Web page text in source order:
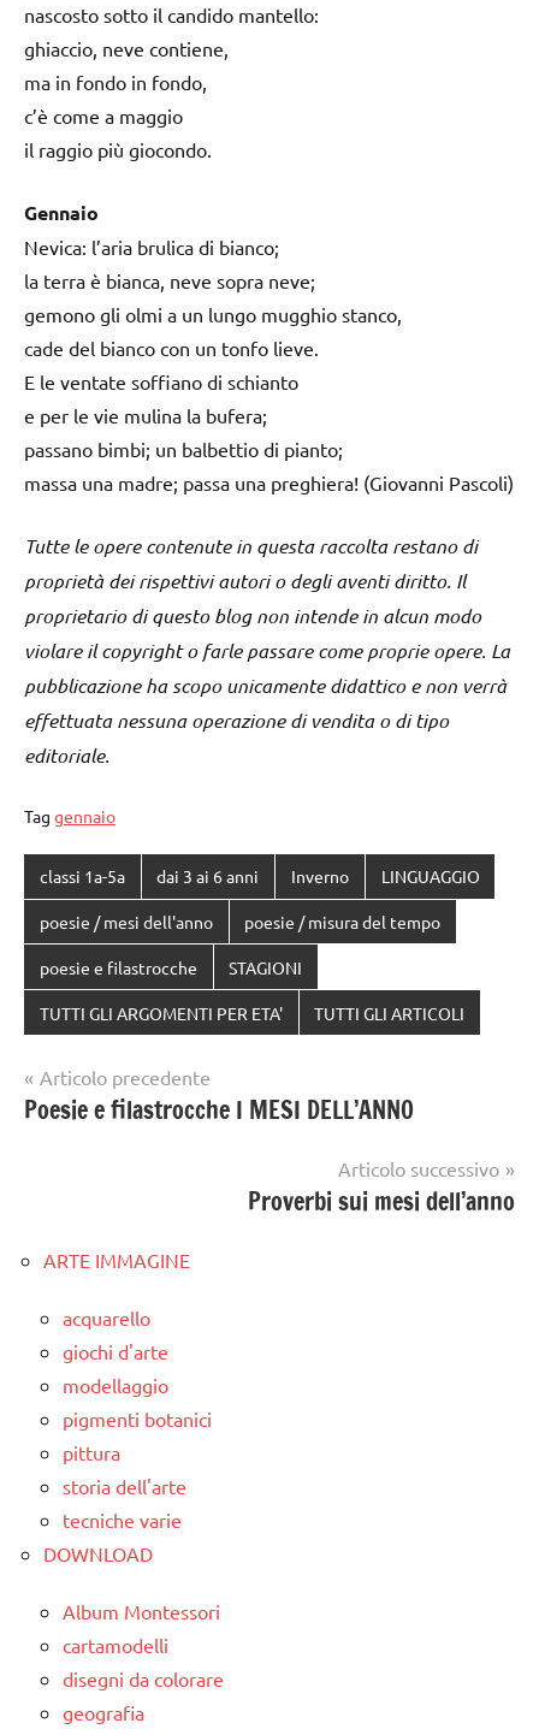
nascosto sotto il candido mantello:
ghiaccio, neve contiene,
ma in fondo in fondo,
c’è come a maggio
il raggio più giocondo.
Gennaio
Nevica: l’aria brulica di bianco;
la terra è bianca, neve sopra neve;
gemono gli olmi a un lungo mugghio stanco,
cade del bianco con un tonfo lieve.
E le ventate soffiano di schianto
e per le vie mulina la bufera;
passano bimbi; un balbettio di pianto;
massa una madre; passa una preghiera! (Giovanni Pascoli)
Tutte le opere contenute in questa raccolta restano di
proprietà dei rispettivi autori o degli aventi diritto. Il
proprietario di questo blog non intende in alcun modo
violare il copyright o farle passare come proprie opere. La
pubblicazione ha scopo unicamente didattico e non verrà
effettuata nessuna operazione di vendita o di tipo
editoriale.
Tag gennaio
classi 1a-5a dai 3 ai 6 anni Inverno LINGUAGGIO
poesie / mesi dell'anno poesie / misura del tempo
poesie e filastrocche STAGIONI
TUTTI GLI ARGOMENTI PER ETA' TUTTI GLI ARTICOLI
Navigazione
articoli
Articolo precedente
Poesie e filastrocche I MESI DELL’ANNO
Articolo successivo
Proverbi sui mesi dell’anno
ARTE IMMAGINE
acquarello
giochi d'arte
modellaggio
pigmenti botanici
pittura
storia dell'arte
tecniche varie
DOWNLOAD
Album Montessori
cartamodelli
disegni da colorare
geografia